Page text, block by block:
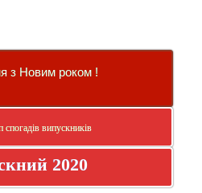
з Новим роком !
спогадів випускників
2020